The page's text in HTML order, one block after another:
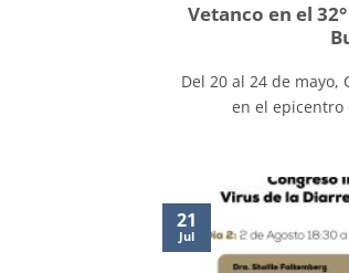
Vetanco en el
Del 20 al 24 de mayo,
en el epicentro
21
Jul